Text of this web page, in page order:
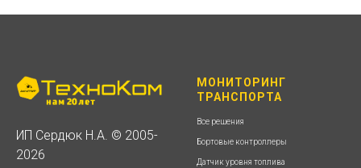
ИП Сердюк Н.А. © 2005-
2026
МОНИТОРИНГ
ТРАНСПОРТА
Все решения
Бортовые контроллеры
Датчик уровня топлива